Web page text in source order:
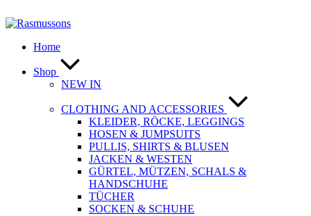
Inhalt
Home
Shop
NEW IN
CLOTHING AND ACCESSORIES
KLEIDER, RÖCKE, LEGGINGS
HOSEN & JUMPSUITS
PULLIS, SHIRTS & BLUSEN
JACKEN & WESTEN
GÜRTEL, MÜTZEN, SCHALS &
HANDSCHUHE
TÜCHER
SOCKEN & SCHUHE